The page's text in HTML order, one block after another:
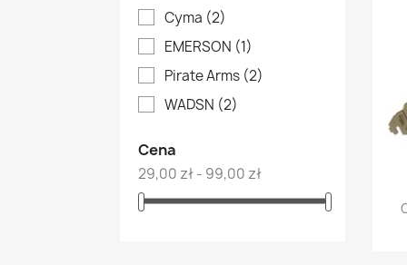
Cyma (2)
EMERSON (1)
Pirate Arms (2)
WADSN (2)
Cena
29,00 zł - 99,00 zł